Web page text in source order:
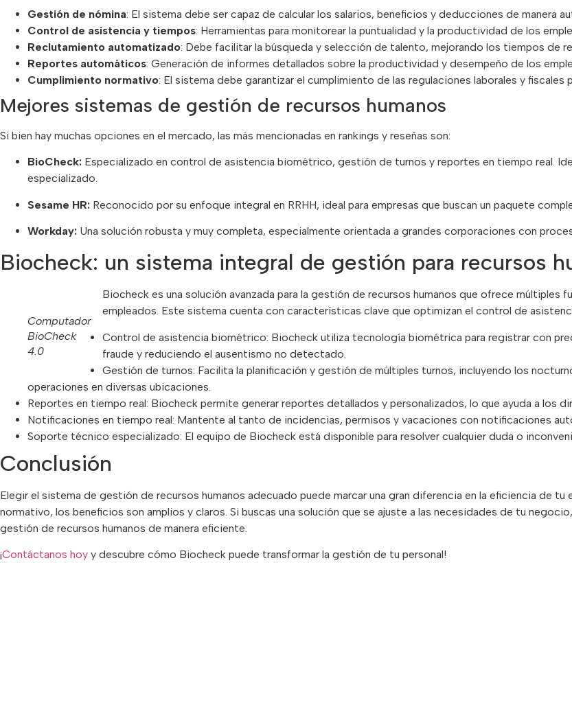
Gestión de nómina: El sistema debe ser capaz de calcular los salarios, beneficios y deducciones de manera
Control de asistencia y tiempos: Herramientas para monitorear la puntualidad y la productividad de los
Reclutamiento automatizado: Debe facilitar la búsqueda y selección de talento, mejorando los tiempos de
Reportes automáticos: Generación de informes detallados sobre la productividad y desempeño de los
Cumplimiento normativo: El sistema debe garantizar el cumplimiento de las regulaciones laborales y fiscales
Mejores sistemas de gestión de recursos humanos
Si bien hay muchas opciones en el mercado, las más mencionadas en rankings y reseñas son:
BioCheck: Especializado en control de asistencia biométrico, gestión de turnos y reportes en tiempo real.
especializado.
Sesame HR: Reconocido por su enfoque integral en RRHH, ideal para empresas que buscan un paquete
Workday: Una solución robusta y muy completa, especialmente orientada a grandes corporaciones con
Biocheck: un sistema integral de gestión para recursos
Computador
BioCheck
4.0
Biocheck es una solución avanzada para la gestión de recursos humanos que ofrece múltiples
empleados. Este sistema cuenta con características clave que optimizan el control de
Control de asistencia biométrico: Biocheck utiliza tecnología biométrica para registrar con
fraude y reduciendo el ausentismo no detectado.
Gestión de turnos: Facilita la planificación y gestión de múltiples turnos, incluyendo los
operaciones en diversas ubicaciones.
Reportes en tiempo real: Biocheck permite generar reportes detallados y personalizados, lo que ayuda a los
Notificaciones en tiempo real: Mantente al tanto de incidencias, permisos y vacaciones con notificaciones
Soporte técnico especializado: El equipo de Biocheck está disponible para resolver cualquier duda o
Conclusión
Elegir el sistema de gestión de recursos humanos adecuado puede marcar una gran diferencia en la eficiencia de
normativo, los beneficios son amplios y claros. Si buscas una solución que se ajuste a las necesidades de tu
gestión de recursos humanos de manera eficiente.
¡Contáctanos hoy y descubre cómo Biocheck puede transformar la gestión de tu personal!